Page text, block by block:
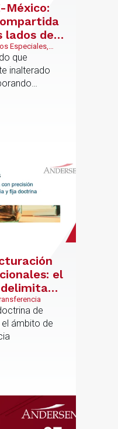
México:
lados del
Especiales,
que
inalterado
el
de la
de
doctrina
a
de
ámbito de